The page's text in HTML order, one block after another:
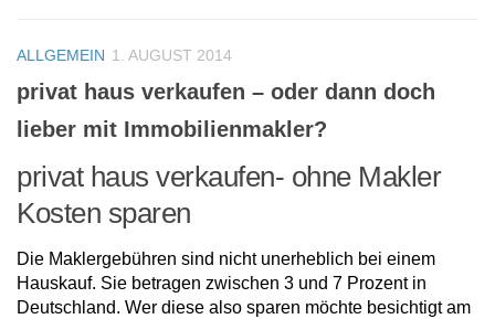
ALLGEMEIN 1. AUGUST 2014
privat haus verkaufen – oder dann doch
lieber mit Immobilienmakler?
privat haus verkaufen- ohne Makler
Kosten sparen
Die Maklergebühren sind nicht unerheblich bei einem
Hauskauf. Sie betragen zwischen 3 und 7 Prozent in
Deutschland. Wer diese also sparen möchte besichtigt am